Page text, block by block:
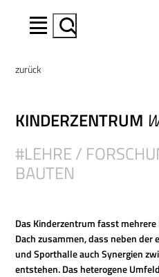
Suchen
zurück
KINDERZENTRUM
#LEHRE /
BAUTEN
Das Kinderzentrum fasst
Dach zusammen, dass neben
und Sporthalle auch Synergien
entstehen. Das heterogene